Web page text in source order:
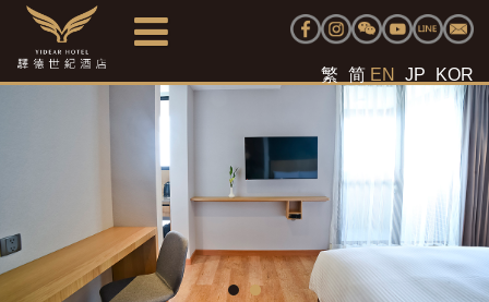
繁 简 EN JP KOR